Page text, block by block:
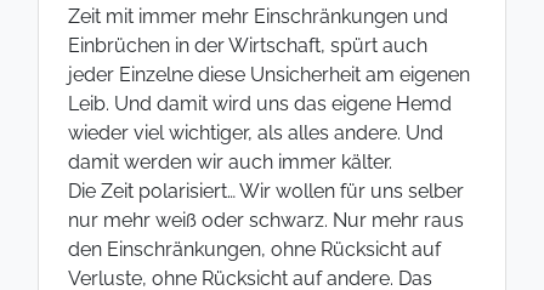
Zeit mit immer mehr Einschränkungen und
Einbrüchen in der Wirtschaft, spürt auch
jeder Einzelne diese Unsicherheit am eigenen
Leib. Und damit wird uns das eigene Hemd
wieder viel wichtiger, als alles andere. Und
damit werden wir auch immer kälter.
Die Zeit polarisiert… Wir wollen für uns selber
nur mehr weiß oder schwarz. Nur mehr raus
den Einschränkungen, ohne Rücksicht auf
Verluste, ohne Rücksicht auf andere. Das